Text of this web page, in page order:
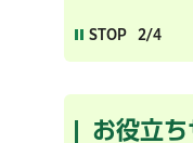
STOP 2/4
お役立ち